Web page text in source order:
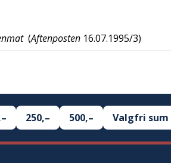
(Aftenposten 16.07.1995/3)
250,– 500,– Valgfri sum